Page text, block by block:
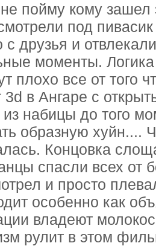
пойму кому
под
с друзья и
моменты.
плохо все от того
3d в Ангаре с
из набицы до того
образную хуйн....
Концовка
спасли всех от
и просто
особенно как
владеют
рулит в этом